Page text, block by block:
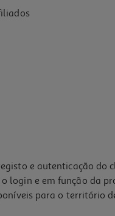
e autenticação do
login e em função da
para o território